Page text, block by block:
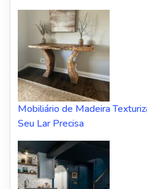
Mobiliário de Madeira
Seu Lar Precisa